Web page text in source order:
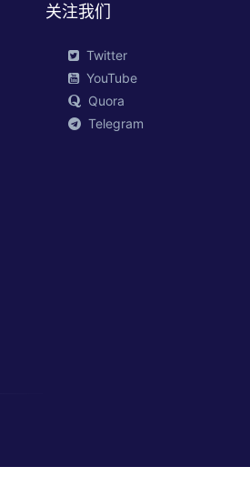
关注我们
Twitter
YouTube
Quora
Telegram